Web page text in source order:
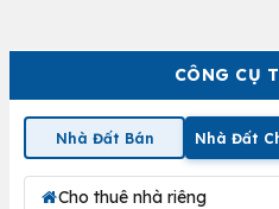
CÔNG CỤ
Nhà Đất Bán Nhà Đất
Cho thuê nhà riêng